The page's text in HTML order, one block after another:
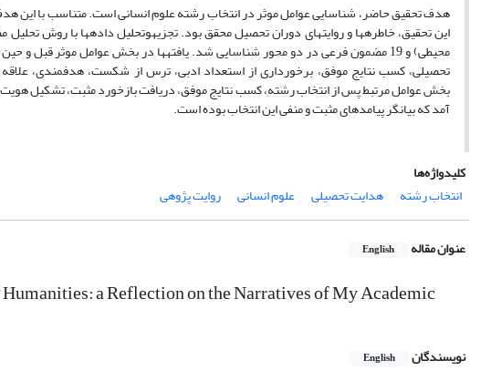
هدف تحقیق حاضر، شناساییعوامل موثر در انتخاب رشته علوم انسانی است.متناسب با این
این تحقیق، خاطره­ها وروایت­های دوران تحصیل محقق بود. تجزیه­و­تحلیل داده­ها با روش
محیطی)و 19 مضمون فرعی در دو محور شناسایی شد. یافته­ها در بخش عوامل موثر قبل و
تحصیلی، کسب نتایج موفق، برخورداری از استعداد ادبی،ترس از شکست،هدفمندی،
بخشعوامل مرتبط پس از انتخاب رشته،کسب نتایج موفق،دریافت بازخورد مثبت،تشکیل هویت
آمد که بیانگرپیامدهای مثبت و منفی این انتخاب بوده است.
کلیدواژه‌ها
انتخاب رشته
هدایت تحصیلی علوم انسانی روایت پژوهی
عنوان مقاله English
a Reflection on the Narratives of My Academic
نویسندگان English